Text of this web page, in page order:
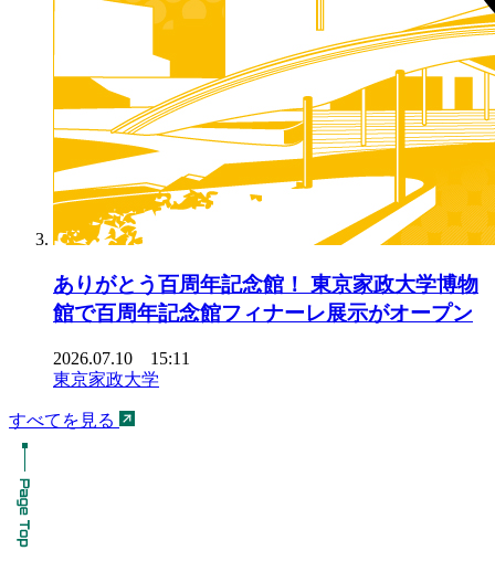
ありがとう百周年記念館！ 東京家政大学博物
館で百周年記念館フィナーレ展示がオープン
2026.07.10 15:11
東京家政大学
すべてを見る